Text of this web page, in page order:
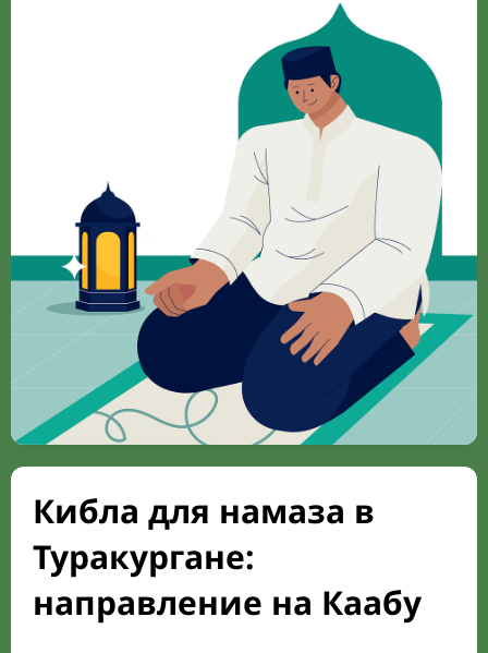
Кибла для намаза в
Туракургане:
направление на Каабу